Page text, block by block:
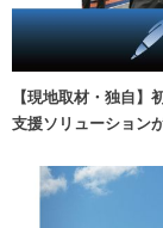
【現地取材・独自
支援ソリューション